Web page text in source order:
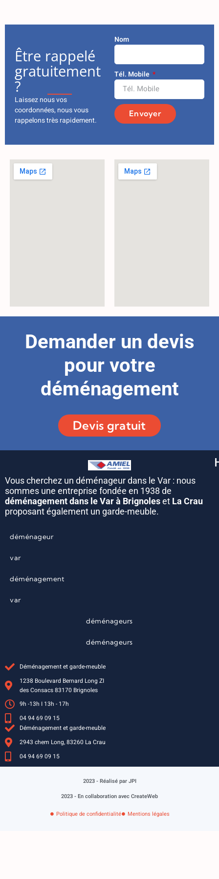
Être rappelé
gratuitement
?
Laissez nous vos
coordonnées, nous vous
rappelons très rapidement.
Nom
Tél. Mobile
Envoyer
Demander un devis
pour votre
déménagement
Devis gratuit
Vous cherchez un déménageur dans le Var : nous
sommes une entreprise fondée en 1938 de
déménagement dans le Var à Brignoleset La Crau
proposant également un garde-meuble.
déménageur
var
déménagement
var
déménageurs
déménageurs
Déménagement et garde-meuble
1238 Boulevard Bernard Long ZI
des Consacs 83170 Brignoles
9h -13h I 13h - 17h
04 94 69 09 15
Déménagement et garde-meuble
2943 chem Long, 83260 La Crau
04 94 69 09 15
2023 - Réalisé par JPI
2023 - En collaboration avec CreateWeb
Politique de confidentialité Mentions légales